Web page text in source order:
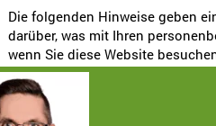
Die folgenden Hinweise geben
darüber, was mit Ihren
wenn Sie diese Website
sind alle Daten, mit denen Sie
können. Ausführliche
entnehmen Sie unserer unter